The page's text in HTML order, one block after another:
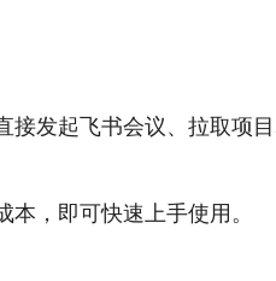
接发起飞书会议、拉取项
，即可快速上手使用。